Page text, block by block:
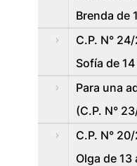
Brenda de
C.P. N°
Sofía de
Para una
(C.P. N°
C.P. N°
Olga de 13